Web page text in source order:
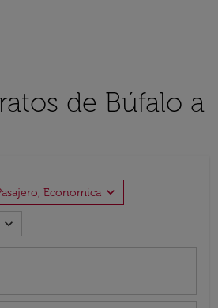
de Búfalo a
Economica expand_more
expand_more